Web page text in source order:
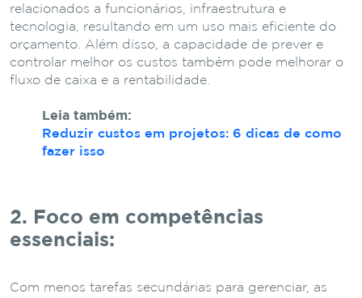
relacionados a funcionários, infraestrutura e
tecnologia, resultando em um uso mais eficiente do
orçamento. Além disso, a capacidade de prever e
controlar melhor os custos também pode melhorar o
fluxo de caixa e a rentabilidade.
Leia também:
Reduzir custos em projetos: 6 dicas de como
fazer isso
2. Foco em competências
essenciais:
Com menos tarefas secundárias para gerenciar, as